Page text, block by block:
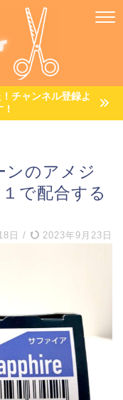
チャンネル登録よ
ンのアメジ
で配合する
日 / 2023年9月23日